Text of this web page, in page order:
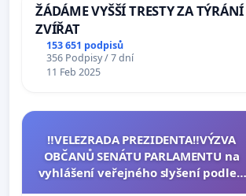
ŽÁDÁME VYŠŠÍ TRESTY ZA TÝRÁNÍ
ZVÍŘAT
153 651 podpisů
356 Podpisy / 7 dní
11 Feb 2025
‼️VELEZRADA PREZIDENTA‼️VÝZVA
OBČANŮ SENÁTU PARLAMENTU na
vyhlášení veřejného slyšení podle §